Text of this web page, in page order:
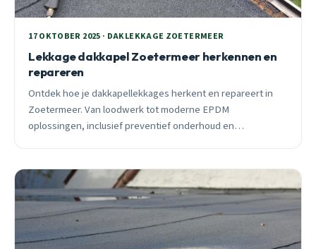
17 OKTOBER 2025 · DAKLEKKAGE ZOETERMEER
Lekkage dakkapel Zoetermeer herkennen en
repareren
Ontdek hoe je dakkapellekkages herkent en repareert in
Zoetermeer. Van loodwerk tot moderne EPDM
oplossingen, inclusief preventief onderhoud en